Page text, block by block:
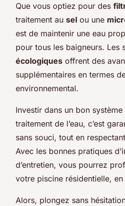
Que vous optiez pour des
traitement au sel ou une
est de maintenir une eau
pour tous les baigneurs. Les
écologiques offrent des
supplémentaires en termes
environnemental.
Investir dans un bon
traitement de l’eau, c’est
sans souci, tout en
Avec les bonnes pratiques
d’entretien, vous pourrez
votre piscine résidentielle,
Alors, plongez sans